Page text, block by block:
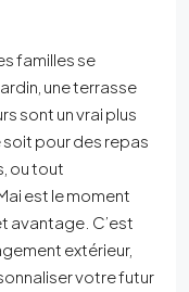
familles se
une terrasse
sont un vrai plus
soit pour des repas
ou tout
est le moment
avantage. C’est
extérieur,
votre futur